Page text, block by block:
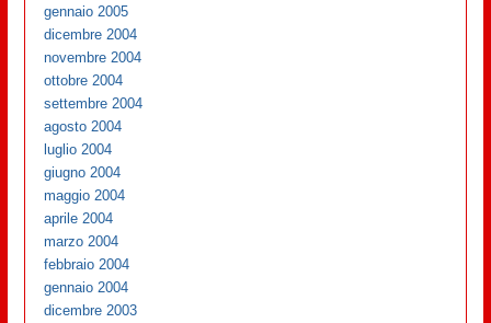
gennaio 2005
dicembre 2004
novembre 2004
ottobre 2004
settembre 2004
agosto 2004
luglio 2004
giugno 2004
maggio 2004
aprile 2004
marzo 2004
febbraio 2004
gennaio 2004
dicembre 2003